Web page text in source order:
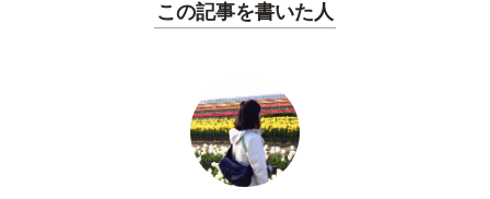
この記事を書いた人